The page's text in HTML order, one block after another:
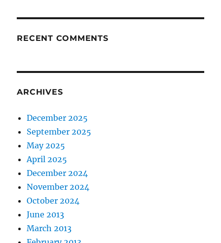
RECENT COMMENTS
ARCHIVES
December 2025
September 2025
May 2025
April 2025
December 2024
November 2024
October 2024
June 2013
March 2013